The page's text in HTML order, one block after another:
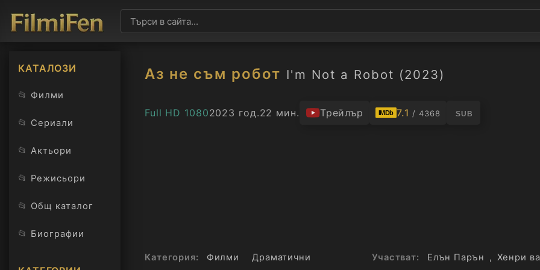
КАТАЛОЗИ
📂 Филми
📂 Сериали
📂 Актьори
📂 Режисьори
📂 Общ каталог
📂 Биографии
Аз не съм робот I'm Not a Robot (2023)
Full HD 10802023 год.22 мин. Трейлър IMDb 7.1 / 4368 SUB
Категория: Филми
Драматични
Участват: Елън Парън , Хенри